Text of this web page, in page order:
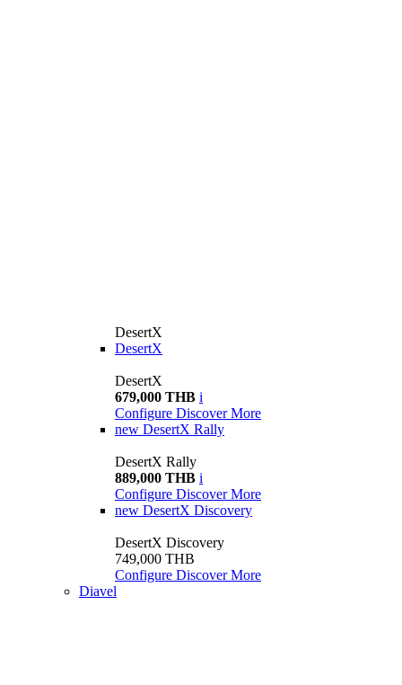
DesertX
DesertX
DesertX
679,000 THB i
Configure Discover More
new DesertX Rally
DesertX Rally
889,000 THB i
Configure Discover More
new DesertX Discovery
DesertX Discovery
749,000 THB
Configure Discover More
Diavel